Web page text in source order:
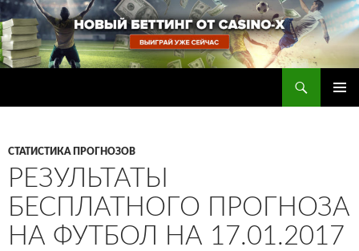
Перейти
к
содержимому
СТАТИСТИКА ПРОГНОЗОВ
РЕЗУЛЬТАТЫ
БЕСПЛАТНОГО ПРОГНОЗА
НА ФУТБОЛ НА 17.01.2017